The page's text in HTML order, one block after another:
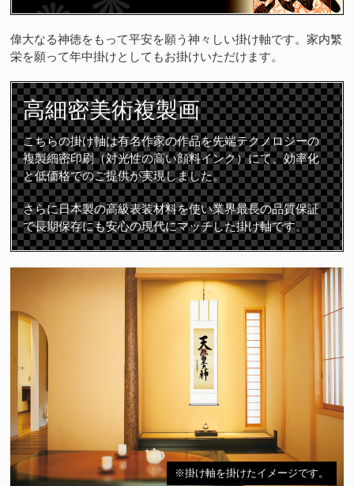
偉大なる神徳をもって平安を願う神々しい掛け軸です。家内繁
栄を願って年中掛けとしてもお掛けいただけます。
高細密美術複製画
こちらの掛け軸は有名作家の作品を先端テクノロジーの
複製細密印刷（対光性の高い顔料インク）にて、効率化
と低価格でのご提供が実現しました。
さらに日本製の高級表装材料を使い業界最長の品質保証
で長期保存にも安心の現代にマッチした掛け軸です。
※掛け軸を掛けたイメージです。